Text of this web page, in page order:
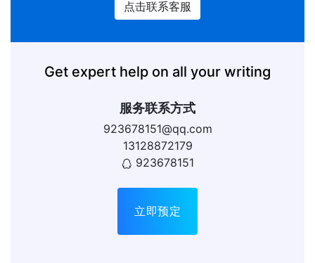
点击联系客服
Get expert help on all your writing
服务联系方式
923678151@qq.com
13128872179
923678151
立即预定